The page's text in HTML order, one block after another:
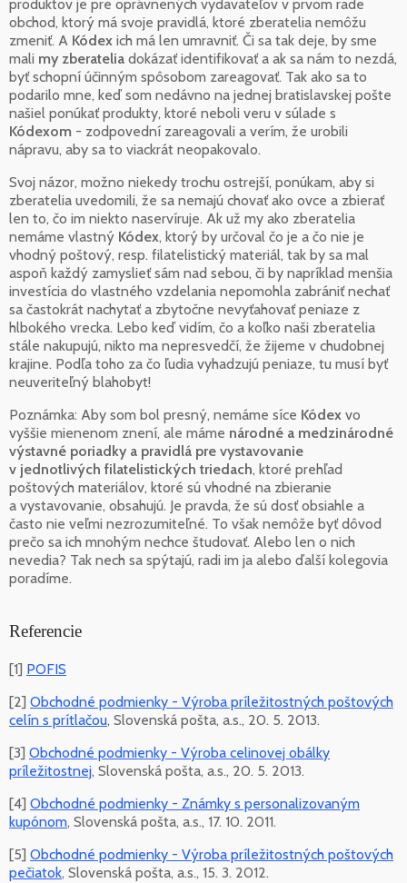
produktov je pre oprávnených vydavateľov v prvom rade
obchod, ktorý má svoje pravidlá, ktoré zberatelia nemôžu
zmeniť. A Kódex ich má len umravniť. Či sa tak deje, by sme
mali my zberatelia dokázať identifikovať a ak sa nám to nezdá,
byť schopní účinným spôsobom zareagovať. Tak ako sa to
podarilo mne, keď som nedávno na jednej bratislavskej pošte
našiel ponúkať produkty, ktoré neboli veru v súlade s
Kódexom - zodpovední zareagovali a verím, že urobili
nápravu, aby sa to viackrát neopakovalo.
Svoj názor, možno niekedy trochu ostrejší, ponúkam, aby si
zberatelia uvedomili, že sa nemajú chovať ako ovce a zbierať
len to, čo im niekto naservíruje. Ak už my ako zberatelia
nemáme vlastný Kódex, ktorý by určoval čo je a čo nie je
vhodný poštový, resp. filatelistický materiál, tak by sa mal
aspoň každý zamyslieť sám nad sebou, či by napríklad menšia
investícia do vlastného vzdelania nepomohla zabrániť nechať
sa častokrát nachytať a zbytočne nevyťahovať peniaze z
hlbokého vrecka. Lebo keď vidím, čo a koľko naši zberatelia
stále nakupujú, nikto ma nepresvedčí, že žijeme v chudobnej
krajine. Podľa toho za čo ľudia vyhadzujú peniaze, tu musí byť
neuveriteľný blahobyt!
Poznámka: Aby som bol presný, nemáme síce Kódex vo
vyššie mienenom znení, ale máme národné a medzinárodné
výstavné poriadky a pravidlá pre vystavovanie
v jednotlivých filatelistických triedach, ktoré prehľad
poštových materiálov, ktoré sú vhodné na zbieranie
a vystavovanie, obsahujú. Je pravda, že sú dosť obsiahle a
často nie veľmi nezrozumiteľné. To však nemôže byť dôvod
prečo sa ich mnohým nechce študovať. Alebo len o nich
nevedia? Tak nech sa spýtajú, radi im ja alebo ďalší kolegovia
poradíme.
Referencie
[1] POFIS
[2] Obchodné podmienky - Výroba príležitostných poštových
celín s prítlačou, Slovenská pošta, a.s., 20. 5. 2013.
[3] Obchodné podmienky - Výroba celinovej obálky
príležitostnej, Slovenská pošta, a.s., 20. 5. 2013.
[4] Obchodné podmienky - Známky s personalizovaným
kupónom, Slovenská pošta, a.s., 17. 10. 2011.
[5] Obchodné podmienky - Výroba príležitostných poštových
pečiatok, Slovenská pošta, a.s., 15. 3. 2012.